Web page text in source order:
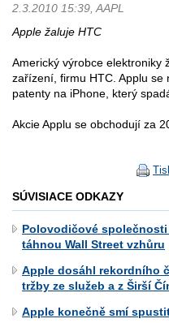
2.3.2010 15:39, AAPL
Apple žaluje HTC
Americký výrobce elektroniky
zařízení, firmu HTC. Applu
patenty na iPhone, který
Akcie Applu se obchodují za
SÚVISIACE ODKAZY
Polovodičové
táhnou Wall Street vzhůru
Apple dosáhl rekordního
tržby ze služeb a z Širší
Apple konečně smí